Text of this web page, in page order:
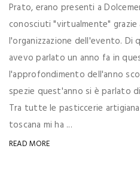
Prato, erano presenti a
conosciuti "virtualmente"
l'organizzazione dell'evento. Di
avevo parlato un anno fa in
l'approfondimento dell'anno
spezie quest'anno si è parlato
Tra tutte le pasticcerie
toscana mi ha ...
READ MORE